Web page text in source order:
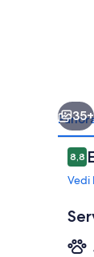
35+
8,88,8
Vedi